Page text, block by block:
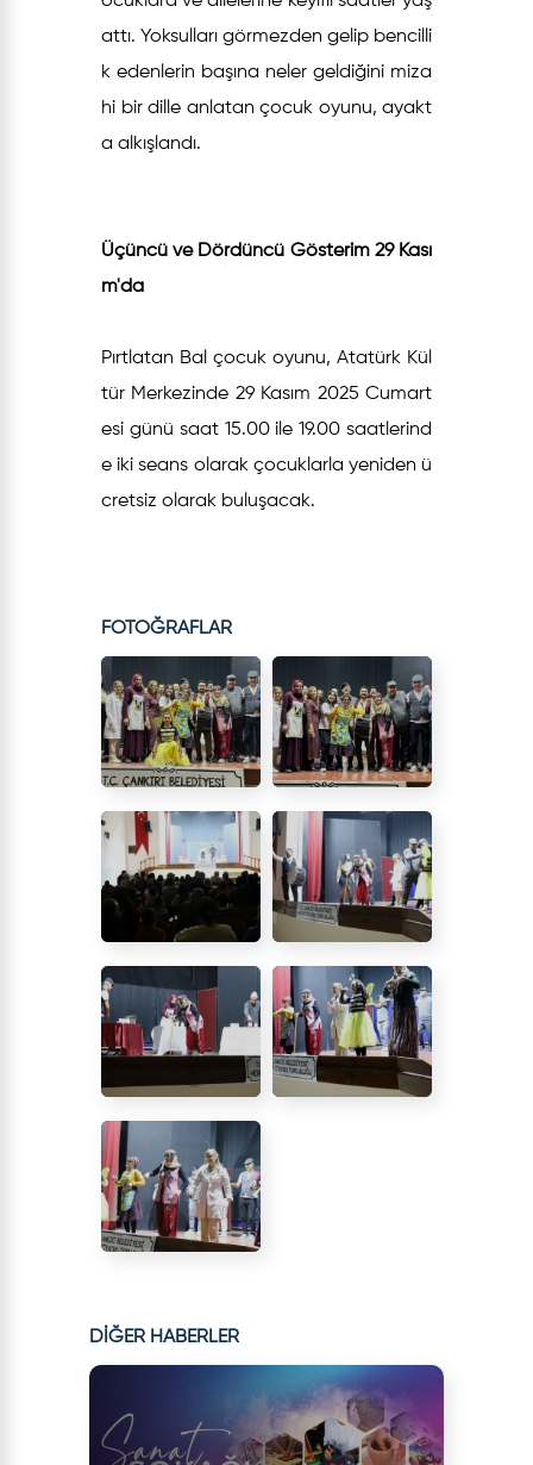
attı. Yoksulları görmezden gelip bencilli
k edenlerin başına neler geldiğini miza
hi bir dille anlatan çocuk oyunu, ayakt
a alkışlandı.
Üçüncü ve Dördüncü Gösterim 29 Kası
m'da
Pırtlatan Bal çocuk oyunu, Atatürk Kül
tür Merkezinde 29 Kasım 2025 Cumart
esi günü saat 15.00 ile 19.00 saatlerind
e iki seans olarak çocuklarla yeniden ü
cretsiz olarak buluşacak.
FOTOĞRAFLAR
DİĞER HABERLER